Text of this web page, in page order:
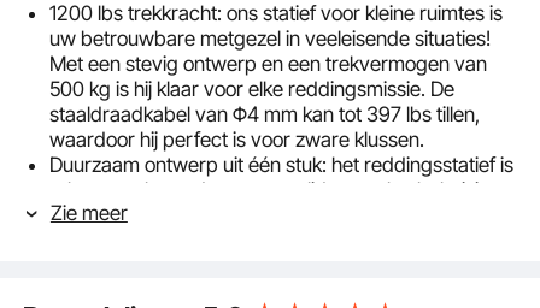
1200 lbs trekkracht: ons statief voor kleine ruimtes is
uw betrouwbare metgezel in veeleisende situaties!
Met een stevig ontwerp en een trekvermogen van
500 kg is hij klaar voor elke reddingsmissie. De
staaldraadkabel van Φ4 mm kan tot 397 lbs tillen,
waardoor hij perfect is voor zware klussen.
Duurzaam ontwerp uit één stuk: het reddingsstatief is
robuust gebouwd met een solide metalen behuizing
en veilige verbindingen. De gelegeerde stalen haspel
Zie meer